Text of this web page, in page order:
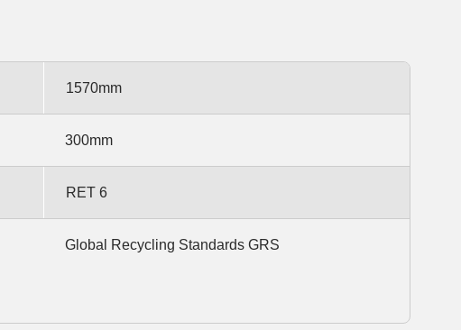
1570mm
300mm
RET 6
Global Recycling Standards GRS